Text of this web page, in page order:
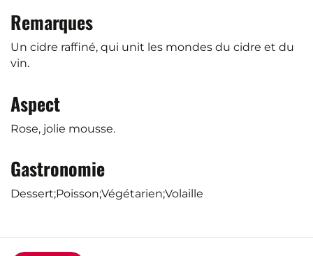
Remarques
Un cidre raffiné, qui unit les mondes du cidre et du
vin.
Aspect
Rose, jolie mousse.
Gastronomie
Dessert;Poisson;Végétarien;Volaille